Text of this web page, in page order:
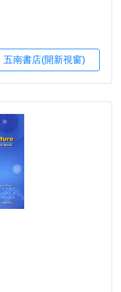
五南書店(開新視窗)